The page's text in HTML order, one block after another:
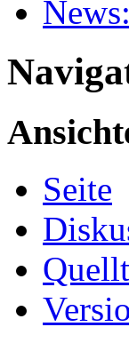
Seite